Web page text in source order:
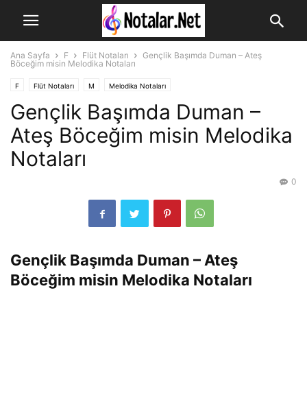
Ana Sayfa F Flüt Notaları
Gençlik Başımda Duman – Ateş
Böceğim misin Melodika Notaları
F Flüt Notaları M Melodika Notaları
Gençlik Başımda Duman –
Ateş Böceğim misin Melodika
Notaları
0
Gençlik Başımda Duman – Ateş
Böceğim misin Melodika Notaları